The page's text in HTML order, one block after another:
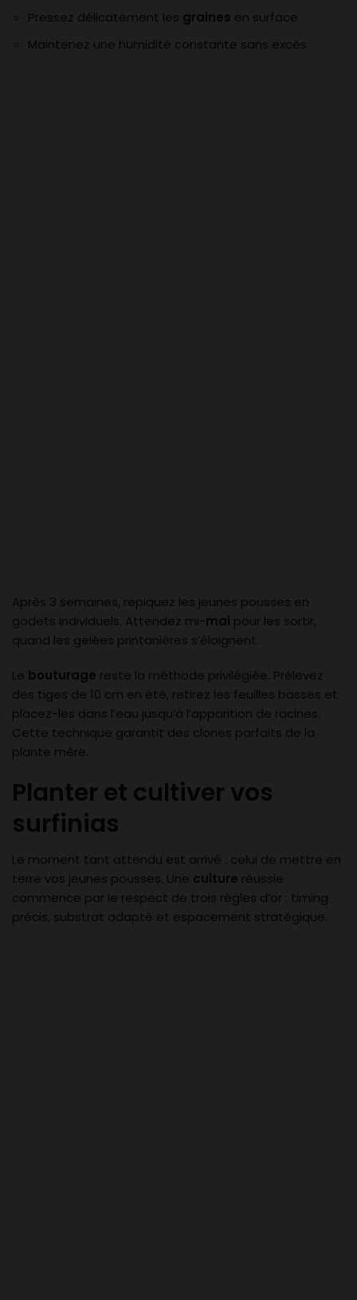
Pressez délicatement les graines en surface
Maintenez une humidité constante sans excès
Après 3 semaines, repiquez les jeunes pousses en
godets individuels. Attendez mi-mai pour les sortir,
quand les gelées printanières s’éloignent.
Le bouturage reste la méthode privilégiée. Prélevez
des tiges de 10 cm en été, retirez les feuilles basses et
placez-les dans l’eau jusqu’à l’apparition de racines.
Cette technique garantit des clones parfaits de la
plante mère.
Planter et cultiver vos
surfinias
Le moment tant attendu est arrivé : celui de mettre en
terre vos jeunes pousses. Une culture réussie
commence par le respect de trois règles d’or : timing
précis, substrat adapté et espacement stratégique.